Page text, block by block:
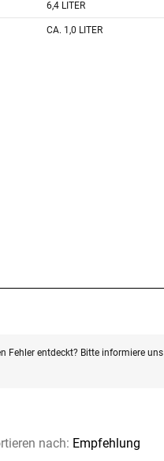
6,4 LITER
CA. 1,0 LITER
Fehler entdeckt? Bitte informiere uns
nach: